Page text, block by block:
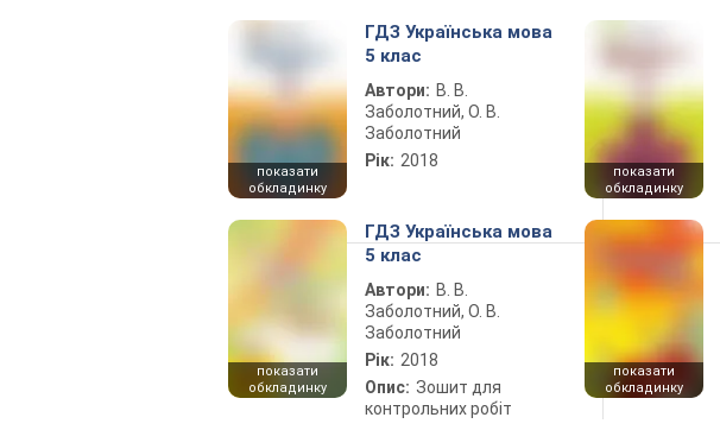
показати
обкладинку
ГДЗ Українська мова
5 клас
Автори: В. В.
Заболотний, О. В.
Заболотний
Рік: 2018
показати
обкладинку
показати
обкладинку
ГДЗ Українська мова
5 клас
Автори: В. В.
Заболотний, О. В.
Заболотний
Рік: 2018
Опис: Зошит для
контрольних робіт
показати
обкладинку